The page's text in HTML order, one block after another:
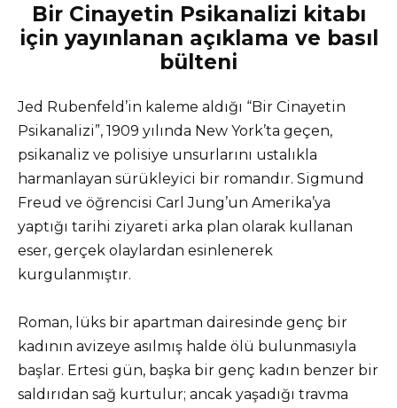
Bir Cinayetin Psikanalizi kitabı
için yayınlanan açıklama ve basıl
bülteni
Jed Rubenfeld’in kaleme aldığı “Bir Cinayetin
Psikanalizi”, 1909 yılında New York’ta geçen,
psikanaliz ve polisiye unsurlarını ustalıkla
harmanlayan sürükleyici bir romandır. Sigmund
Freud ve öğrencisi Carl Jung’un Amerika’ya
yaptığı tarihi ziyareti arka plan olarak kullanan
eser, gerçek olaylardan esinlenerek
kurgulanmıştır.​
Roman, lüks bir apartman dairesinde genç bir
kadının avizeye asılmış halde ölü bulunmasıyla
başlar. Ertesi gün, başka bir genç kadın benzer bir
saldırıdan sağ kurtulur; ancak yaşadığı travma